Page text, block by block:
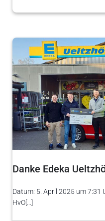
Danke Edeka
Datum: 5. April 2025 um 7:31
HvO[…]